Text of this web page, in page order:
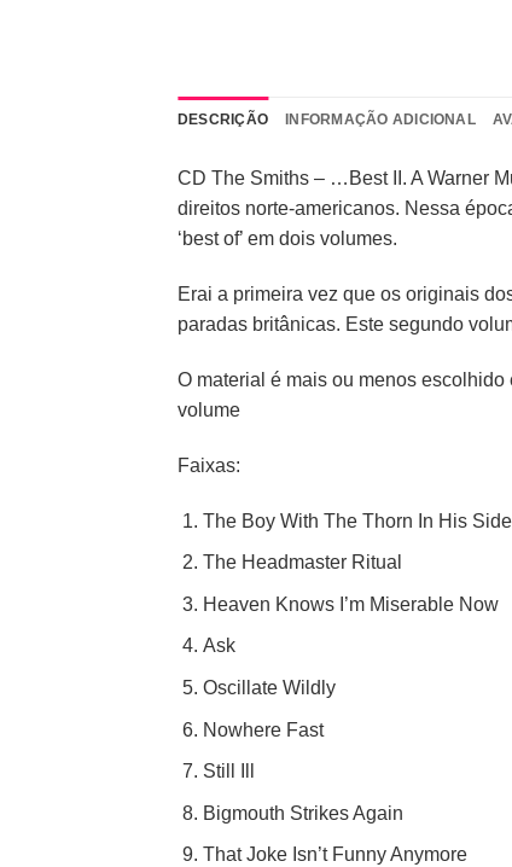
DESCRIÇÃO INFORMAÇÃO ADICIONAL
CD The Smiths – …Best II. A Warner
direitos norte-americanos. Nessa
‘best of’ em dois volumes.
Erai a primeira vez que os originais
paradas britânicas. Este segundo
O material é mais ou menos
volume
Faixas:
The Boy With The Thorn In His Side
The Headmaster Ritual
Heaven Knows I’m Miserable Now
Ask
Oscillate Wildly
Nowhere Fast
Still Ill
Bigmouth Strikes Again
That Joke Isn’t Funny Anymore